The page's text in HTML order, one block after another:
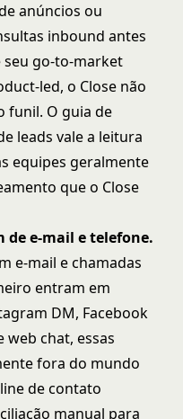
anúncios ou
inbound antes
seu go-to-market
led, o Close não
funil. O guia de
leads vale a leitura
equipes geralmente
que o Close
de e-mail e telefone.
e-mail e chamadas
entram em
DM, Facebook
chat, essas
fora do mundo
de contato
manual para